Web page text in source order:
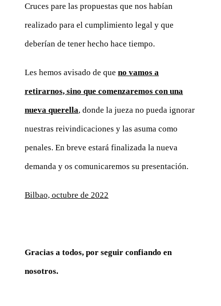
Cruces pare las propuestas que nos habían
realizado para el cumplimiento legal y que
deberían de tener hecho hace tiempo.
Les hemos avisado de que no vamos a
retirarnos, sino que comenzaremos con una
nueva querella, donde la jueza no pueda ignorar
nuestras reivindicaciones y las asuma como
penales. En breve estará finalizada la nueva
demanda y os comunicaremos su presentación.
Bilbao, octubre de 2022
Gracias a todos, por seguir confiando en
nosotros.